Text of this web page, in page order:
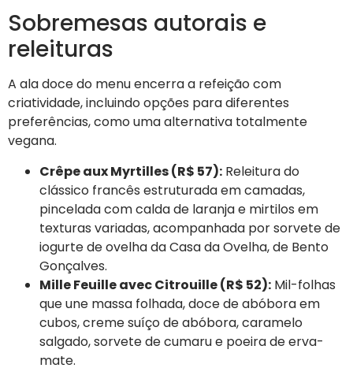
Sobremesas autorais e
releituras
A ala doce do menu encerra a refeição com
criatividade, incluindo opções para diferentes
preferências, como uma alternativa totalmente
vegana.
Crêpe aux Myrtilles (R$ 57): Releitura do
clássico francês estruturada em camadas,
pincelada com calda de laranja e mirtilos em
texturas variadas, acompanhada por sorvete de
iogurte de ovelha da Casa da Ovelha, de Bento
Gonçalves.
Mille Feuille avec Citrouille (R$ 52): Mil-folhas
que une massa folhada, doce de abóbora em
cubos, creme suíço de abóbora, caramelo
salgado, sorvete de cumaru e poeira de erva-
mate.